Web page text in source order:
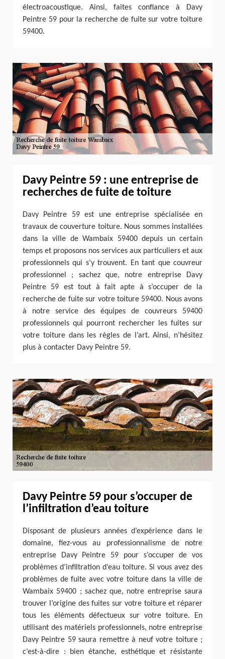
électroacoustique. Ainsi, faites confiance à Davy
Peintre 59 pour la recherche de fuite sur votre toiture
59400.
Davy Peintre 59 : une entreprise de
recherches de fuite de toiture
Davy Peintre 59 est une entreprise spécialisée en
travaux de couverture toiture. Nous sommes installées
dans la ville de Wambaix 59400 depuis un certain
temps et proposons nos services aux particuliers et aux
professionnels qui s’y trouvent. En tant que couvreur
professionnel ; sachez que, notre entreprise Davy
Peintre 59 est tout à fait apte à s’occuper de la
recherche de fuite sur votre toiture 59400. Nous avons
à notre service des équipes de couvreurs 59400
professionnels qui pourront rechercher les fuites sur
votre toiture dans les règles de l’art. Ainsi, n’hésitez
plus à contacter Davy Peintre 59.
Davy Peintre 59 pour s’occuper de
l’infiltration d’eau toiture
Disposant de plusieurs années d’expérience dans le
domaine, fiez-vous au professionnalisme de notre
entreprise Davy Peintre 59 pour s’occuper de vos
problèmes d’infiltration d’eau toiture. Si vous avez des
problèmes de fuite avec votre toiture dans la ville de
Wambaix 59400 ; sachez que, notre entreprise saura
trouver l’origine des fuites sur votre toiture et réparer
tous les éléments défectueux sur votre toiture. En
utilisant des matériels professionnels, notre entreprise
Davy Peintre 59 saura remettre à neuf votre toiture ;
c’est-à-dire : bien étanche, esthétique et résistante